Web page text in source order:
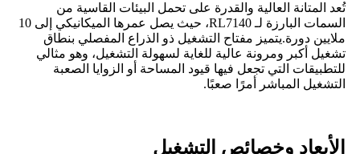
تُعد المتانة العالية والقدرة على تحمل البيئات القاسية من
السمات البارزة لـ RL7140، حيث يصل عمرها الميكانيكي إلى 10
ملايين دورة.يتميز مفتاح التشغيل ذو الذراع المفصلي بنطاق
تشغيل أكبر ومرونة عالية للغاية لسهولة التشغيل، وهو مثالي
للتطبيقات التي تجعل فيها قيود المساحة أو الزوايا الصعبة
التشغيل المباشر أمرًا صعبًا.
الأبعاد وخصائص التشغيل